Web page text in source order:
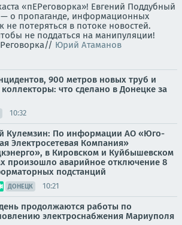
«пЕРеговорка»! Евгений Поддубный
— о пропаганде, информационных
не потеряться в потоке новостей.
не поддаться на манипуляции!
Юрий Атаманов
900 метров новых труб и
что сделано в Донецке за
10:32
Кулемзин: По информации АО «Юго-
Электросетевая Компания»
в Кировском и Куйбышевском
произошло аварийное отключение 8
подстанций
ДОНЕЦК 10:21
продолжаются работы по
электроснабжения Мариуполя